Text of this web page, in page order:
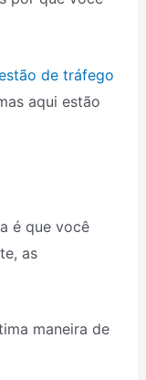
de tráfego
aqui estão
é que você
as
maneira de